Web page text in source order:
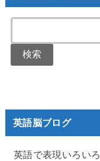
英語脳ブログ
英語で表現いろいろ